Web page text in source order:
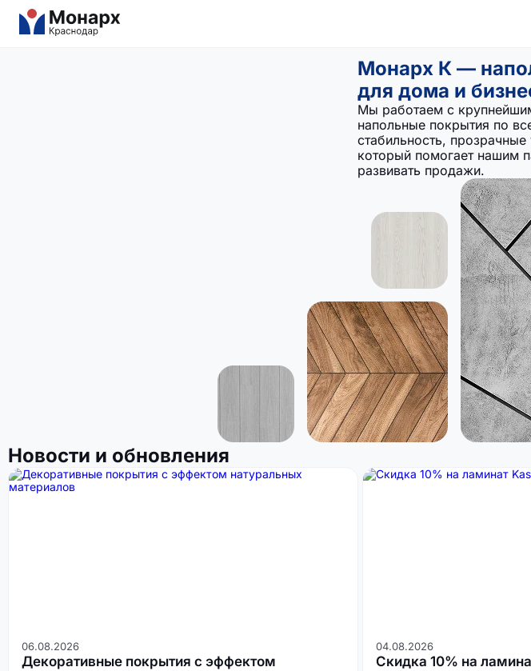
Монарх К —
для дома и
Мы работаем с
напольные покрытия по
стабильность,
который помогает нашим
развивать продажи.
Новости и обновления
06.08.2026
Декоративные покрытия с эффектом
04.08.2026
Скидка 10% на